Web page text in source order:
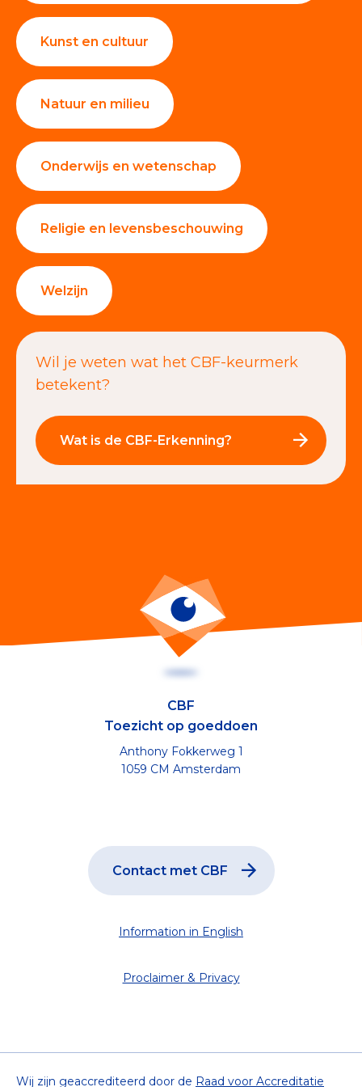
Kunst en cultuur
Natuur en milieu
Onderwijs en wetenschap
Religie en levensbeschouwing
Welzijn
Wil je weten wat het CBF-keurmerk
betekent?
Wat is de CBF-Erkenning?
CBF
Toezicht op goeddoen
Anthony Fokkerweg 1
1059 CM Amsterdam
Contact met CBF
Information in English
Proclaimer & Privacy
Wij zijn geaccrediteerd door de Raad voor Accreditatie